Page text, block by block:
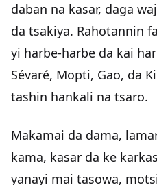
daban na kasar, daga
da tsakiya. Rahotannin
yi harbe-harbe da kai
Sévaré, Mopti, Gao, da
tashin hankali na tsaro.
Makamai da dama,
kama, kasar da ke
yanayi mai tasowa,